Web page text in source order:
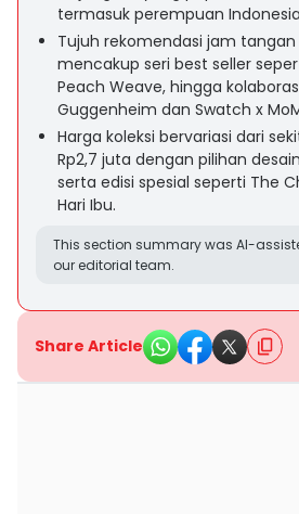
termasuk perempuan
Tujuh rekomendasi jam
mencakup seri best seller
Peach Weave, hingga
Guggenheim dan Swatch x
Harga koleksi bervariasi dari
Rp2,7 juta dengan pilihan
serta edisi spesial seperti The
Hari Ibu.
This section summary was AI-
our editorial team.
Share Article